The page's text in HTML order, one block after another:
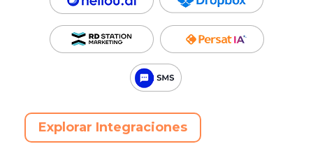
Explorar Integraciones